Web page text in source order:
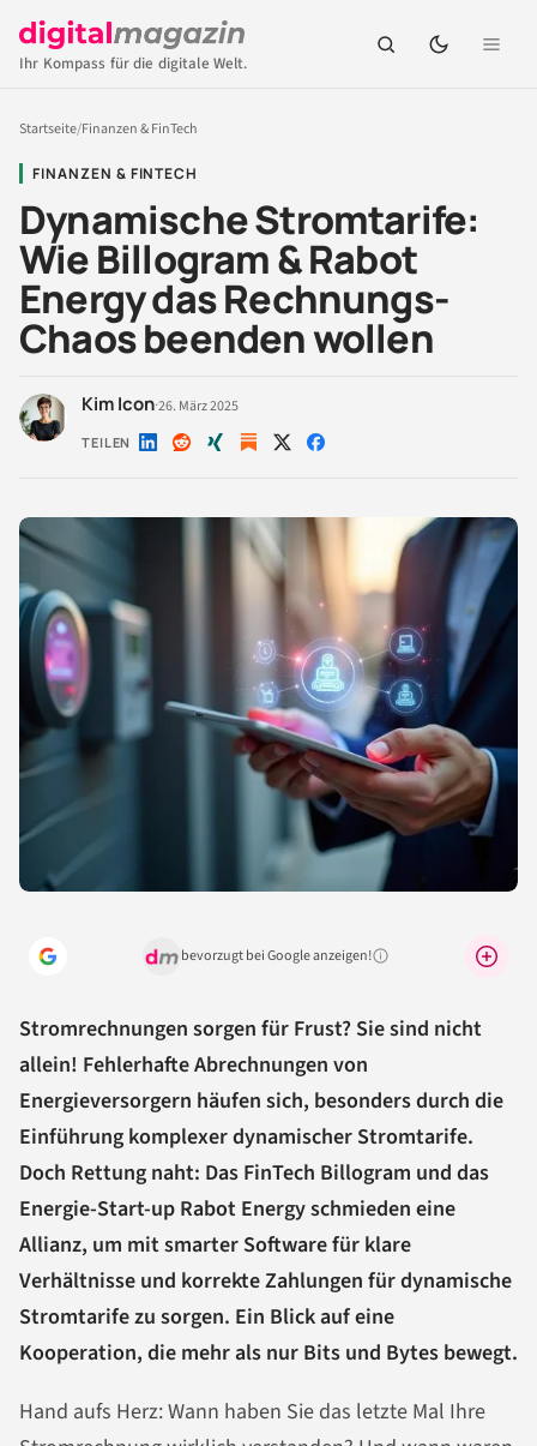
Ihr Kompass für die digitale Welt.
Startseite/Finanzen & FinTech
FINANZEN & FINTECH
Dynamische Stromtarife:
Wie Billogram & Rabot
Energy das Rechnungs-
Chaos beenden wollen
Kim Icon·26. März 2025
TEILEN Auf Auf Auf Auf Auf
bevorzugt bei Google anzeigen!Warum lohnt sich das?
Stromrechnungen sorgen für Frust? Sie sind nicht
allein! Fehlerhafte Abrechnungen von
Energieversorgern häufen sich, besonders durch die
Einführung komplexer dynamischer Stromtarife.
Doch Rettung naht: Das FinTech Billogram und das
Energie-Start-up Rabot Energy schmieden eine
Allianz, um mit smarter Software für klare
Verhältnisse und korrekte Zahlungen für dynamische
Stromtarife zu sorgen. Ein Blick auf eine
Kooperation, die mehr als nur Bits und Bytes bewegt.
Hand aufs Herz: Wann haben Sie das letzte Mal Ihre